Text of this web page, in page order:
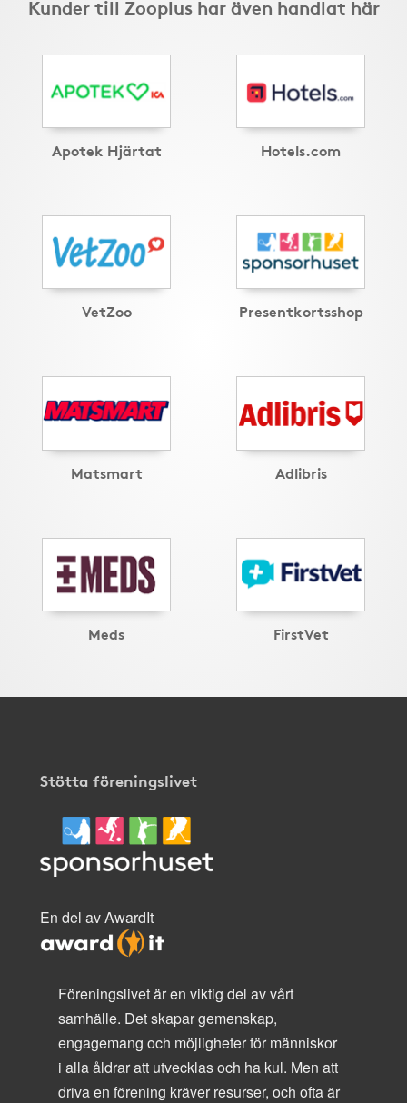
Kunder till Zooplus har även handlat här
Apotek Hjärtat Hotels.com
VetZoo Presentkortsshop
Matsmart Adlibris
Meds FirstVet
Stötta föreningslivet
En del av AwardIt
Föreningslivet är en viktig del av vårt
samhälle. Det skapar gemenskap,
engagemang och möjligheter för människor
i alla åldrar att utvecklas och ha kul. Men att
driva en förening kräver resurser, och ofta är